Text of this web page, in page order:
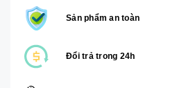
Sản phẩm an toàn
Đổi trả trong 24h